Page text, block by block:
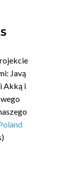
Javą
Akką i